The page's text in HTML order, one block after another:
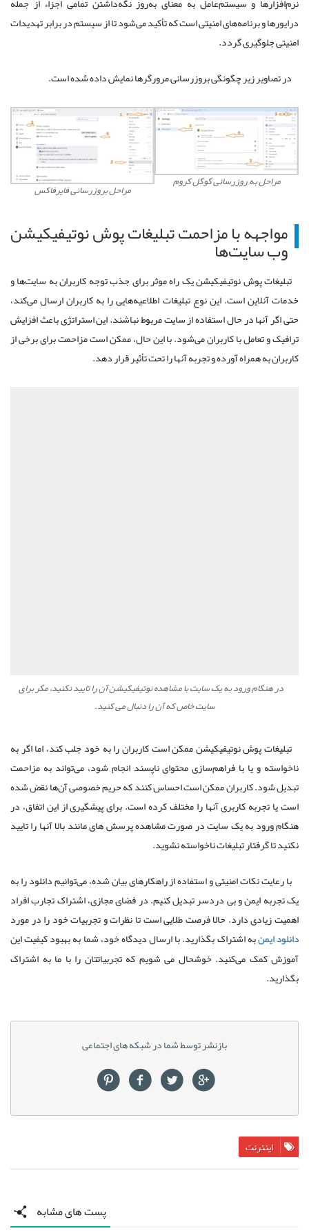
درایورها و برنامه‌های امنیتی است که تأکید می‌شود تا از سیستم در برابر تهدیدات
امنیتی جلوگیری گردد.
در تصاویر زیر چگونگی بروزرسانی مرورگرها نمایش داده شده است.
مراحل به روزرسانی گوگل کروم مراحل بروزرسانی فایرفاکس
مواجهه با مزاحمت تبلیغات پوش نوتیفیکیشن
وب سایت‌ها
تبلیغات پوش نوتیفیکیشن یک راه موثر برای جذب توجه کاربران به سایت‌ها و
خدمات آنلاین است. این نوع تبلیغات اطلاعیه‌هایی را به کاربران ارسال می‌کند،
حتی اگر آنها در حال استفاده از سایت مربوط نباشند. این استراتژی باعث افزایش
ترافیک و تعامل با کاربران می‌شود. با این حال، ممکن است مزاحمت برای برخی از
کاربران به همراه آورده و تجربه آنها را تحت تأثیر قرار دهد.
در هنگام ورود به یک سایت با مشاهده نوتیفیکیشن آن را تایید نکنید، مگر برای
سایت خاص که آن را دنبال می کنید.
تبلیغات پوش نوتیفیکیشن ممکن است کاربران را به خود جلب کند، اما اگر به
ناخواسته و یا با فراهم‌سازی محتوای ناپسند انجام شود، می‌تواند به مزاحمت
تبدیل شود. کاربران ممکن است احساس کنند که حریم خصوصی آن‌ها نقض شده
است یا تجربه کاربری آنها را مختلف کرده است. برای پیشگیری از این اتفاق، در
هنگام ورود به یک سایت در صورت مشاهده پرسش های مانند بالا آنها را تایید
نکنید تا گرفتار تبلیغات ناخواسته نشوید.
با رعایت نکات امنیتی و استفاده از راهکارهای بیان شده، می‌توانیم دانلود را به
یک تجربه ایمن و بی دردسر تبدیل کنیم. در فضای مجازی، اشتراک تجارب افراد
اهمیت زیادی دارد. حالا فرصت طلایی است تا نظرات و تجربیات خود را در مورد
دانلود ایمنبه اشتراک بگذارید. با ارسال دیدگاه خود، شما به بهبود کیفیت این
آموزش کمک می‌کنید. خوشحال می شویم که تجربیاتتان را با ما به اشتراک
بگذارید.
بازنشر توسط شما در شبکه های اجتماعی
اینترنت
پست های مشابه